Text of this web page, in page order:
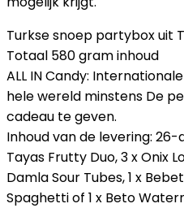
Turkse snoep partybox uit
Totaal 580 gram inhoud
ALL IN Candy:
hele wereld minstens De
cadeau te geven.
Inhoud van de levering:
Tayas Frutty Duo, 3 x Onix
Damla Sour Tubes, 1 x
Spaghetti of 1 x Beto